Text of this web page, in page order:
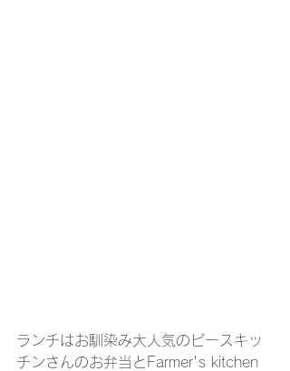
ランチはお馴染み大人気のピースキッ
チンさんのお弁当とFarmer's kitchen